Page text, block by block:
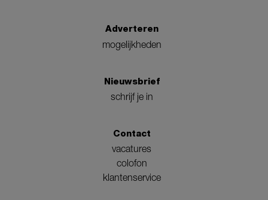
Adverteren
mogelijkheden
Nieuwsbrief
schrijf je in
Contact
vacatures
colofon
klantenservice